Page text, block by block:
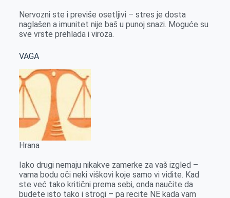
Nervozni ste i previše osetljivi – stres je dosta
naglašen a imunitet nije baš u punoj snazi. Moguće su
sve vrste prehlada i viroza.
VAGA
Hrana
Iako drugi nemaju nikakve zamerke za vaš izgled –
vama bodu oči neki viškovi koje samo vi vidite. Kad
ste već tako kritični prema sebi, onda naučite da
budete isto tako i strogi – pa recite NE kada vam